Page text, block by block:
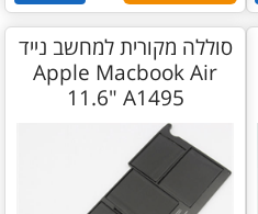
סוללה מקורית למחשב נייד
Apple Macbook Air
11.6" A1495